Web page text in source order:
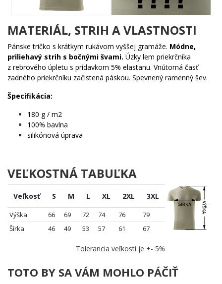
nezameniteľné – presne ako skutočný kráľ.
Komu urobí radosť?
🔥 Každému chlapovi, ktorý oslavuje narodeniny a zaslúži
si to poriadne dať najavo
💪 Kamarátovi, ktorý je presvedčený, že vládne
miestnosti, kedykoľvek vstúpi
🎯 Tomu, kto hľadá darček na poslednú chvíľu, ale nechce
pôsobiť lacno
rokom narodenia
Vyber správny mesiac alebo rok, doplň ho do otáznikov a nechaj
svet vedieť, kedy sa narodil skutočný kráľ. Koruna čaká – nasaď ju.
MATERIÁL, STRIH A VLASTNOSTI
Pánske tričko s krátkym rukávom vyššej gramáže. Módne,
priliehavý strih s bočnými švami. Úzky lem priekrčníka
z rebrového úpletu s prídavkom 5% elastanu. Vnútorná časť
zadného priekrčníku začistená páskou. Spevnený ramenný šev.
Špecifikácia:
180 g / m2
100% bavlna
silikónová úprava
VEĽKOSTNÁ TABUĽKA
Veľkosť S M L XL 2XL 3XL
Výška 66 69 72 74 76
79
Šírka
46 49 53 57 61 67
Tolerancia veľkosti je +- 5%
TOTO BY SA VÁM MOHLO PÁČIŤ